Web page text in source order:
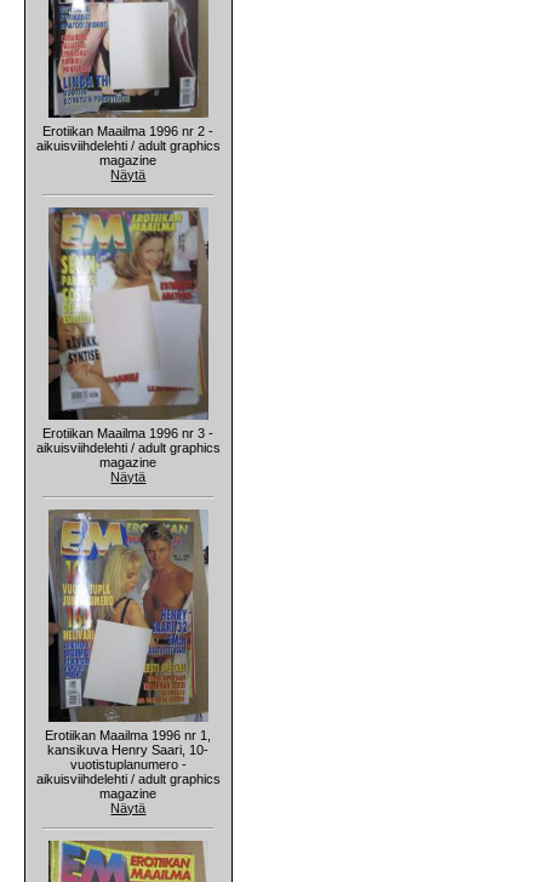
Erotiikan Maailma 1996 nr 2 -
aikuisviihdelehti / adult graphics
magazine
Näytä
Erotiikan Maailma 1996 nr 3 -
aikuisviihdelehti / adult graphics
magazine
Näytä
Erotiikan Maailma 1996 nr 1,
kansikuva Henry Saari, 10-
vuotistuplanumero -
aikuisviihdelehti / adult graphics
magazine
Näytä